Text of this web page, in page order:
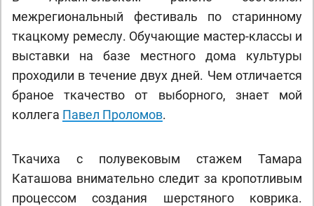
межрегиональный фестиваль по старинному
ткацкому ремеслу. Обучающие мастер-классы и
выставки на базе местного дома культуры
проходили в течение двух дней. Чем отличается
браное ткачество от выборного, знает мой
коллега Павел Проломов.
Ткачиха с полувековым стажем Тамара
Каташова внимательно следит за кропотливым
процессом создания шерстяного коврика.